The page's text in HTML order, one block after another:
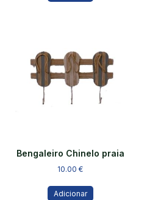
Bengaleiro Chinelo praia
10.00€
Adicionar